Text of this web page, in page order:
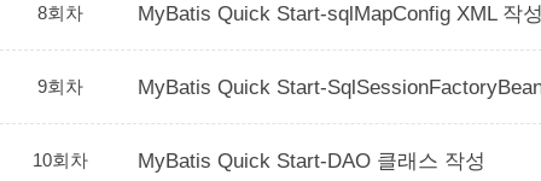
8회차 MyBatis Quick Start-sqlMapConfig XML 작
9회차 MyBatis Quick Start-
10회차 MyBatis Quick Start-DAO 클래스 작성